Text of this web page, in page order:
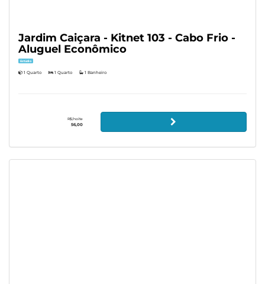
Jardim Caiçara - Kitnet 103 - Cabo Frio -
Aluguel Econômico
Estúdio
1 Quarto 1 Quarto 1 Banheiro
R$/noite
56,00